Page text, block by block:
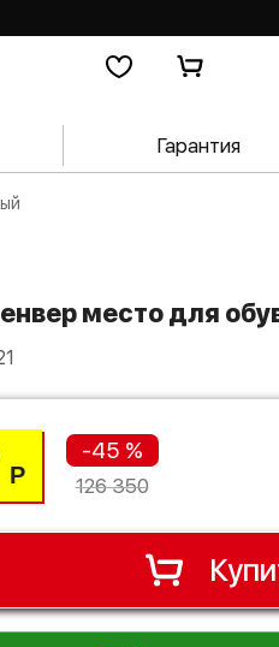
Гарантия
место для
Р
-45 %
126 350